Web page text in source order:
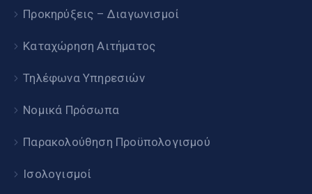
Προκηρύξεις – Διαγωνισμοί
Καταχώρηση Αιτήματος
Τηλέφωνα Υπηρεσιών
Νομικά Πρόσωπα
Παρακολούθηση Προϋπολογισμού
Ισολογισμοί